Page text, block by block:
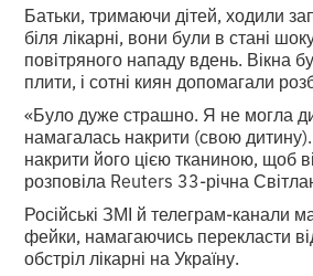
Батьки, тримаючи дітей, ходили
біля лікарні, вони були в стані
повітряного нападу вдень. Вікна
плити, і сотні киян допомагали
«Було дуже страшно. Я не могла
намагалась накрити (свою
накрити його цією тканиною, щоб
розповіла Reuters 33-річна
Російські ЗМІ й телеграм-канали
фейки, намагаючись перекласти
обстріл лікарні на Україну.